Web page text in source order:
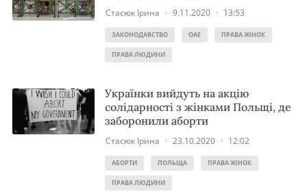
Стасюк Ірина · 9.11.2020 · 13:53
ЗАКОНОДАВСТВО ОАЕ ПРАВА ЖІНОК
ПРАВА ЛЮДИНИ
Українки вийдуть на акцію
солідарності з жінками Польщі, де
заборонили аборти
Стасюк Ірина · 23.10.2020 · 12:02
АБОРТИ ПОЛЬЩА ПРАВА ЖІНОК
ПРАВА ЛЮДИНИ